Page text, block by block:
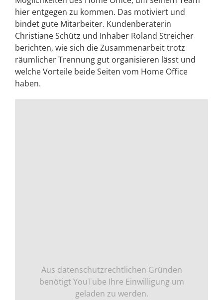
hier entgegen zu kommen. Das motiviert und
bindet gute Mitarbeiter. Kundenberaterin
Christiane Schütz und Inhaber Roland Streicher
berichten, wie sich die Zusammenarbeit trotz
räumlicher Trennung gut organisieren lässt und
welche Vorteile beide Seiten vom Home Office
haben.
Aus datenschutzrechtlichen Gründen
benötigt YouTube Ihre Einwilligung um
geladen zu werden.